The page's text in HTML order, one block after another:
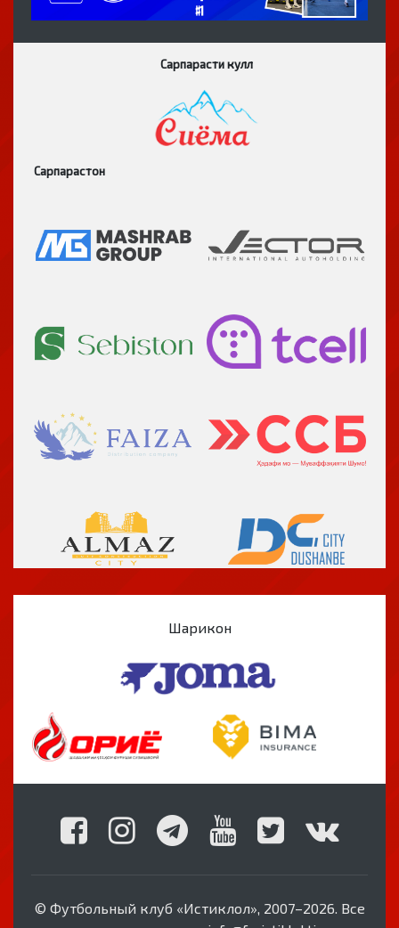
Сарпарасти кулл
Сарпарастон
Шарикон
© Футбольный клуб «Истиклол», 2007–2026. Все